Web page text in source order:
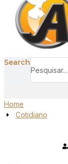
Search
Home
Cotidiano